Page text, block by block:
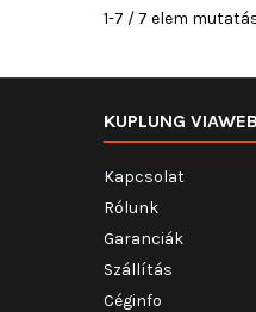
1-7 / 7 elem
KUPLUNG
Kapcsolat
Rólunk
Garanciák
Szállítás
Céginfo